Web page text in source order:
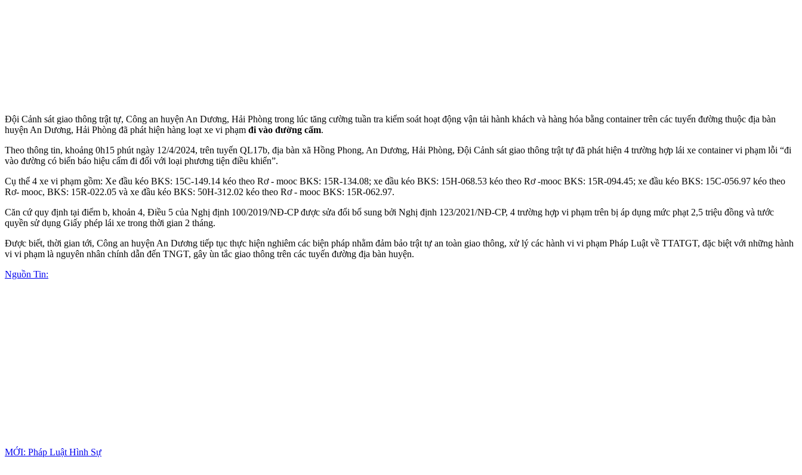
Đội Cảnh sát giao thông trật tự, Công an huyện An Dương, Hải Phòng trong lúc tăng cường tuần tra kiểm soát hoạt động vận tải hành khách và hàng hóa bằng container trên các tuyến đường thu‌ộc đị‌a bàn
huyện An Dương, Hải Phòng đã phát hiện hàng loạt xe vi phạm đi vào đường cấm.
Theo thông tin, khoảng 0h15 phút ngày 12/4/2024, trên tuyến QL17b, địa bàn xã Hồng Phong, An Dương, Hải Phòng, Đội Cảnh sát giao thông trật tự đã phát hiện 4 trường hợp lái xe container vi phạm lỗi “đi
vào đường có biển báo hiệu cấm đi đối với loại phương tiện điều khiển”.
Cụ thể 4 xe vi phạm gồm: Xe đầu kéo BKS: 15C-149.14 kéo theo Rơ - mooc BKS: 15R-134.08; xe đầu kéo BKS: 15H-068.53 kéo theo Rơ -mooc BKS: 15R-094.45; xe đầu kéo BKS: 15C-056.97 kéo theo
Rơ- mooc, BKS: 15R-022.05 và xe đầu kéo BKS: 50H-312.02 kéo theo Rơ - mooc BKS: 15R-062.97.
Căn cứ quy định tại điểm b, khoản 4, Điều 5 của Nghị định 100/2019/NĐ-CP được sửa đổi bổ sung bởi Nghị định 123/2021/NĐ-CP, 4 trường hợp vi phạm trên bị áp dụng mức phạt 2,5 triệu đồng và tước
quyền sử dụng Giấy phép lái xe trong thời gian 2 tháng.
Được biết, thời gian tới, Công an huyện An Dương tiếp tục thực hiện nghiêm các biện pháp nhằm đảm bảo trật tự an toàn giao thông, xử lý các hành vi vi phạm Pháp Luật về TTATGT, đặc biệt với những hành
vi vi phạm là nguyên nhân chính dẫn đến TNGT, gây ùn tắc giao thông trên các tuyến đường địa bàn huyện.
Nguồn Tin:
MỚI: Pháp Luật Hình Sự